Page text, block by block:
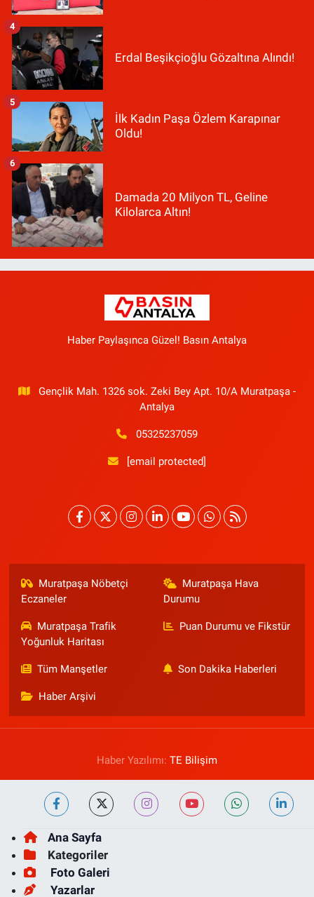
Erdal Beşikçioğlu Gözaltına Alındı!
4
İlk Kadın Paşa Özlem Karapınar
Oldu!
5
Damada 20 Milyon TL, Geline
Kilolarca Altın!
6
Haber Paylaşınca Güzel! Basın Antalya
Gençlik Mah. 1326 sok. Zeki Bey Apt. 10/A Muratpaşa -
Antalya
05325237059
[email protected]
Muratpaşa Nöbetçi
Eczaneler
Muratpaşa Hava
Durumu
Muratpaşa Trafik
Yoğunluk Haritası
Puan Durumu ve Fikstür
Tüm Manşetler Son Dakika Haberleri
Haber Arşivi
Haber Yazılımı: TE Bilişim
Ana Sayfa
Kategoriler
Foto Galeri
Yazarlar